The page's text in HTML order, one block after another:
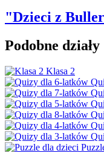
"Dzieci z
Podobne działy
Klasa 2